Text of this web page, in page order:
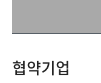
협약기업